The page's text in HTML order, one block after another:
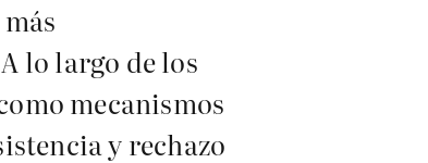
lo largo de los
mecanismos
y rechazo